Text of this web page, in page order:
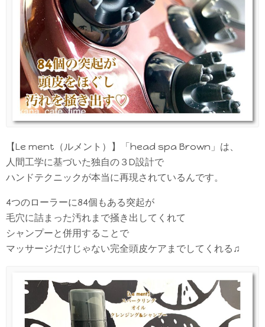
【Le ment（ルメント）】「head spa Brown」は、
人間工学に基づいた独自の３D設計で
ハンドテクニックが本当に再現されているんです。
4つのローラーに84個もある突起が
毛穴に詰まった汚れまで掻き出してくれて
シャンプーと併用することで
マッサージだけじゃない完全頭皮ケアまでしてくれる♫